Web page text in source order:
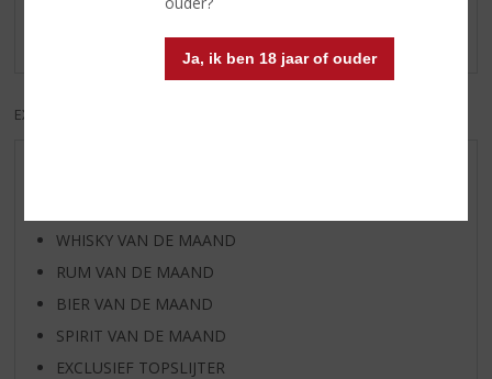
Ja, ik ben 18 jaar of ouder
Er zijn nog geen reviews geplaatst voor dit product
EXCL. BTW
WHISKY VAN DE MAAND
RUM VAN DE MAAND
BIER VAN DE MAAND
SPIRIT VAN DE MAAND
EXCLUSIEF TOPSLIJTER